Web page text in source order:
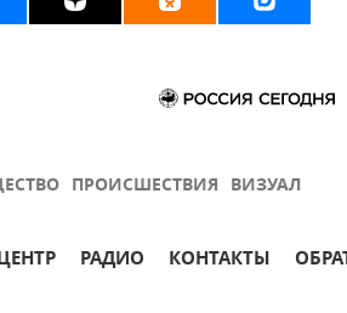
ПРОИСШЕСТВИЯ ВИЗУАЛ
РАДИО КОНТАКТЫ